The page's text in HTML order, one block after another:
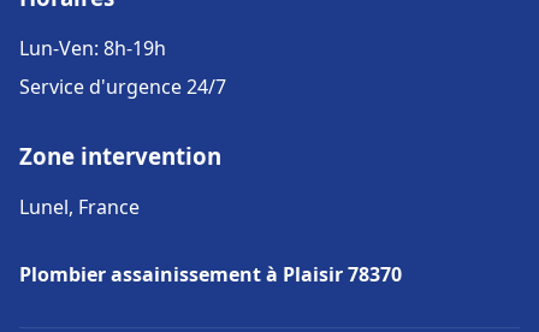
Lun-Ven: 8h-19h
Service d'urgence 24/7
Zone intervention
Lunel, France
Plombier assainissement à Plaisir 78370